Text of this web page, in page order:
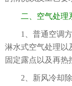
二、空气处理
1、普通空调方
淋水式空气处理以
固定露点以及再热
2、新风冷却除